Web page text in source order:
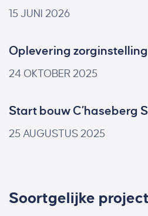
15 JUNI 2026
Oplevering
24 OKTOBER 2025
Start bouw C’haseberg
25 AUGUSTUS 2025
Soortgelijke